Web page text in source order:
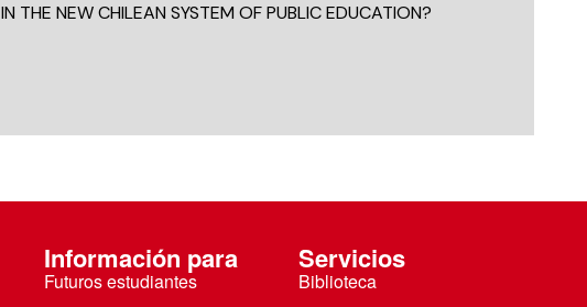
THE NEW CHILEAN SYSTEM OF PUBLIC EDUCATION?
Información para
Futuros estudiantes
Servicios
Biblioteca